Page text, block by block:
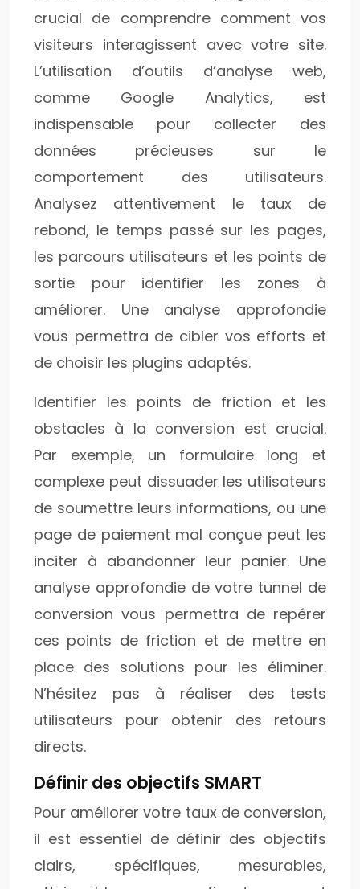
crucial de comprendre comment vos
visiteurs interagissent avec votre site.
L’utilisation d’outils d’analyse web,
comme Google Analytics, est
indispensable pour collecter des
données précieuses sur le
comportement des utilisateurs.
Analysez attentivement le taux de
rebond, le temps passé sur les pages,
les parcours utilisateurs et les points de
sortie pour identifier les zones à
améliorer. Une analyse approfondie
vous permettra de cibler vos efforts et
de choisir les plugins adaptés.
Identifier les points de friction et les
obstacles à la conversion est crucial.
Par exemple, un formulaire long et
complexe peut dissuader les utilisateurs
de soumettre leurs informations, ou une
page de paiement mal conçue peut les
inciter à abandonner leur panier. Une
analyse approfondie de votre tunnel de
conversion vous permettra de repérer
ces points de friction et de mettre en
place des solutions pour les éliminer.
N’hésitez pas à réaliser des tests
utilisateurs pour obtenir des retours
directs.
Définir des objectifs SMART
Pour améliorer votre taux de conversion,
il est essentiel de définir des objectifs
clairs, spécifiques, mesurables,